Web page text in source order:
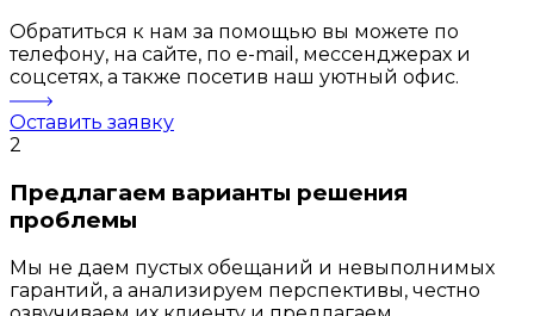
Обратиться к нам за помощью вы можете по
телефону, на сайте, по e-mail, мессенджерах и
соцсетях, а также посетив наш уютный офис.
Оставить заявку
2
Предлагаем варианты решения
проблемы
Мы не даем пустых обещаний и невыполнимых
гарантий, а анализируем перспективы, честно